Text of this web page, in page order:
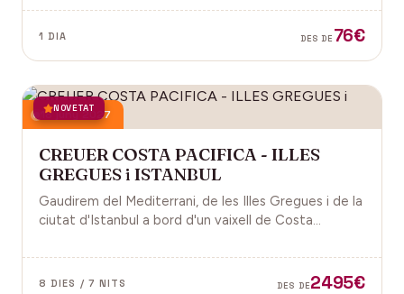
1 DIA DES DE 76€
NOVETAT
18 juny 2027
CREUER COSTA PACIFICA - ILLES
GREGUES i ISTANBUL
Gaudirem del Mediterrani, de les Illes Gregues i de la
ciutat d'Istanbul a bord d'un vaixell de Costa
8 DIES / 7 NITS DES DE2495€